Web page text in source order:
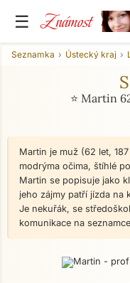
☰ Známost
Seznamka Ústecký kraj
⭐ Martin
Martin je muž (62 let,
modrýma očima, štíhlé
Martin se popisuje jako
jeho zájmy patří jízda na
Je nekuřák, se
komunikace na